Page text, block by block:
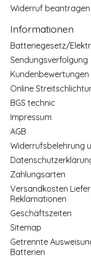
Widerruf beantragen
Informationen
Batteriegesetz/
Sendungsverfolgung
Kundenbewertungen
Online
BGS technic
Impressum
AGB
Widerrufsbelehrung
Zahlungsarten
Versandkosten
Reklamationen
Geschäftszeiten
Sitemap
Getrennte
Batterien